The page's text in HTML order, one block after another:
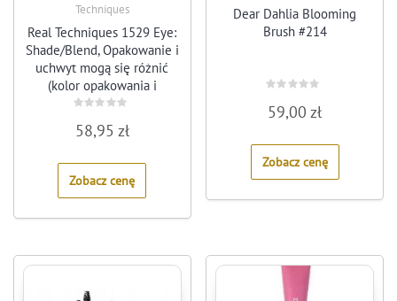
Techniques
Real Techniques 1529 Eye:
Shade/Blend, Opakowanie i
uchwyt mogą się różnić
(kolor opakowania i
uchwytu mogą się różnić)
0
out
5
58,95 zł
Zobacz cenę
Dear Dahlia Blooming
Brush #214
0
out
5
59,00zł
Zobacz cenę